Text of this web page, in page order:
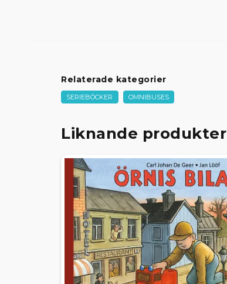
Relaterade kategorier
SERIEBÖCKER OMNIBUSES
Liknande produkter